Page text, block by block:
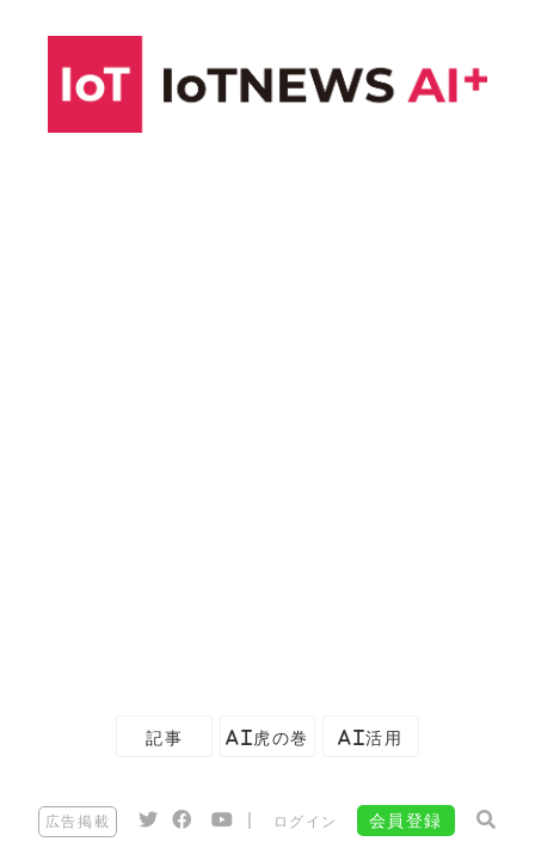
記事 AI虎の巻 AI活用
広告掲載 ログイン 会員登録